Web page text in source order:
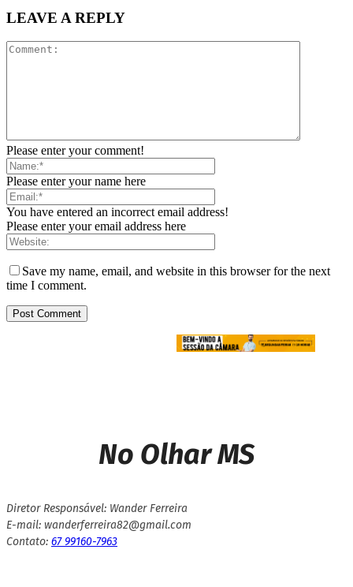
LEAVE A REPLY
Please enter your comment!
Please enter your name here
You have entered an incorrect email address!
Please enter your email address here
Save my name, email, and website in this browser for the next
time I comment.
No Olhar MS
Diretor Responsável: Wander Ferreira
E-mail: wanderferreira82@gmail.com
Contato: 67 99160-7963